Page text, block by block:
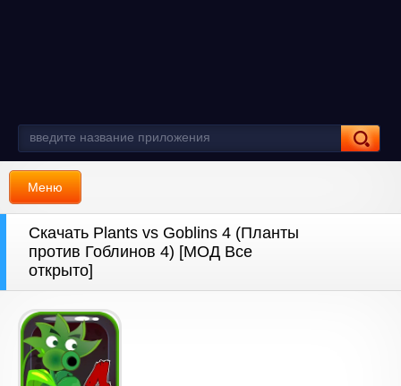
Меню
Скачать Plants vs Goblins 4 (Планты
против Гоблинов 4) [МОД Все
открыто]